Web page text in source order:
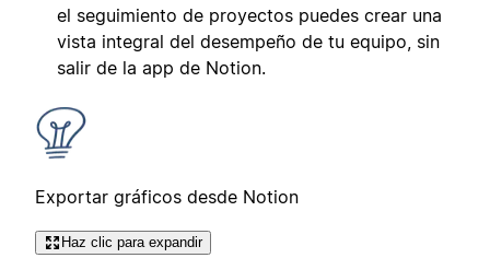
el seguimiento de proyectos puedes crear una
vista integral del desempeño de tu equipo, sin
salir de la app de Notion.
Exportar gráficos desde Notion
Haz clic para expandir